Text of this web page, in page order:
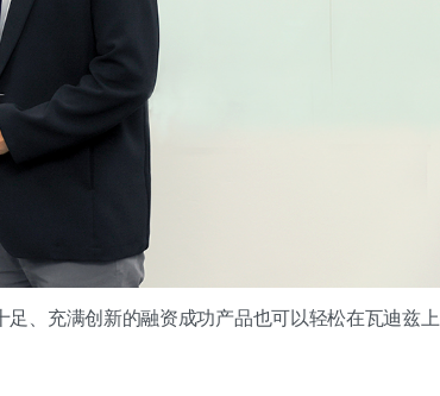
、充满创新的融资成功产品也可以轻松在瓦迪兹上